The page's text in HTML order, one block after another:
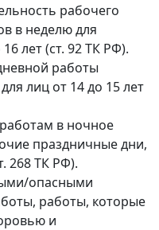
рабочего
в неделю для
лет (ст. 92 ТК РФ).
работы
лиц от 14 до 15 лет
в ночное
праздничные дни,
268 ТК РФ).
опасными
работы, которые
и